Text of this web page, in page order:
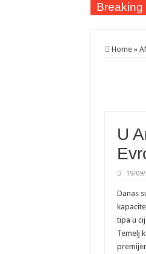
Breaking
Home »
U
19/
Danas
tipa u
Temelj